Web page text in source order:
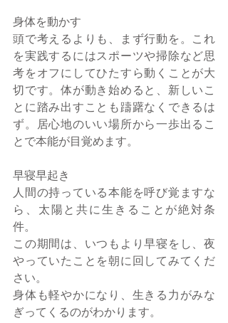
身体を動かす
頭で考えるよりも、まず行動を。これ
を実践するにはスポーツや掃除など思
考をオフにしてひたすら動くことが大
切です。体が動き始めると、新しいこ
とに踏み出すことも躊躇なくできるは
ず。居心地のいい場所から一歩出るこ
とで本能が目覚めます。
早寝早起き
人間の持っている本能を呼び覚ますな
ら、太陽と共に生きることが絶対条
件。
この期間は、いつもより早寝をし、夜
やっていたことを朝に回してみてくだ
さい。
身体も軽やかになり、生きる力がみな
ぎってくるのがわかります。